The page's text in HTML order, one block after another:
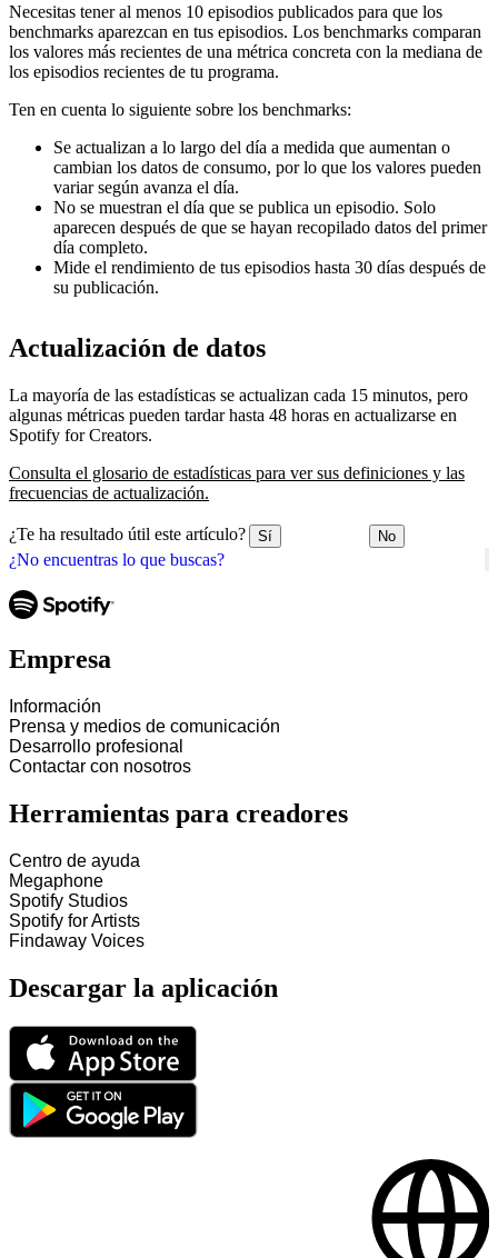
¿No encuentras lo que buscas?
Necesitas tener al menos 10 episodios publicados para que los
benchmarks aparezcan en tus episodios. Los benchmarks comparan
los valores más recientes de una métrica concreta con la mediana de
los episodios recientes de tu programa.
Ten en cuenta lo siguiente sobre los benchmarks:
Se actualizan a lo largo del día a medida que aumentan o
cambian los datos de consumo, por lo que los valores pueden
variar según avanza el día.
No se muestran el día que se publica un episodio. Solo
aparecen después de que se hayan recopilado datos del primer
día completo.
Mide el rendimiento de tus episodios hasta 30 días después de
su publicación.
Actualización de datos
La mayoría de las estadísticas se actualizan cada 15 minutos, pero
algunas métricas pueden tardar hasta 48 horas en actualizarse en
Spotify for Creators.
Consulta el glosario de estadísticas para ver sus definiciones y las
frecuencias de actualización.
¿Te ha resultado útil este artículo? Sí No
Empresa
Información
Prensa y medios de comunicación
Desarrollo profesional
Contactar con nosotros
Herramientas para creadores
Centro de ayuda
Megaphone
Spotify Studios
Spotify for Artists
Findaway Voices
Descargar la aplicación